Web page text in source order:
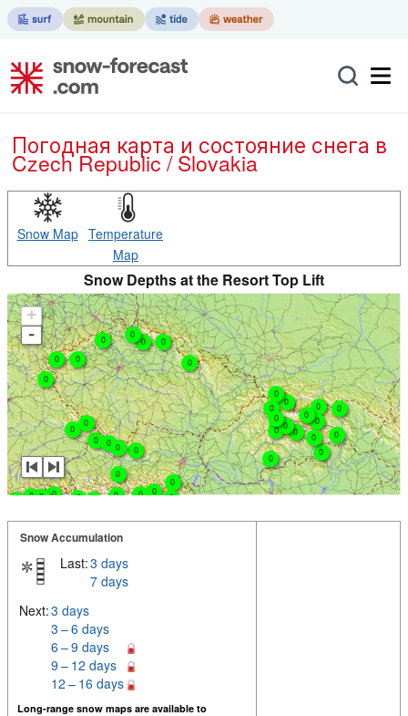
Погодная карта и состояние снега в
Czech Republic / Slovakia
Snow Map Temperature
Map
Snow Depths at the Resort Top Lift
+
-
0
0
0
0
0
0
0
0
0
0 0
0
0
0
0
0
0
0
0
0
0
0
0
0
0
0
0
0
0
0
0
0
0
0
0
0
0
0
0
Snow Accumulation
Last:3 days
7 days
Next:3 days
3 – 6 days
6 – 9 days
9 – 12 days
12 – 16 days
Long-range snow maps are available to